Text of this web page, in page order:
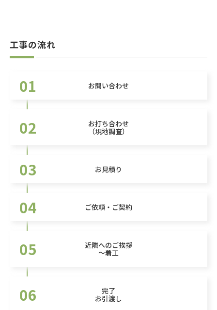
工事の流れ
01 お問い合わせ
02
お打ち合わせ
（現地調査）
03 お見積り
04 ご依頼・ご契約
05
近隣へのご挨拶
～着工
06
完了
お引渡し